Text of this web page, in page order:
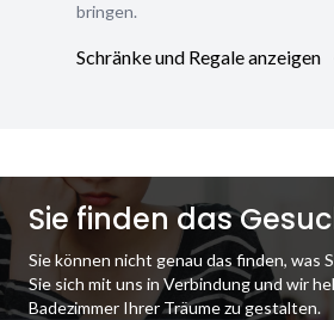
bringen.
Schränke und Regale anzeigen
Sie finden das
Sie können nicht genau das finden, was
Sie sich mit uns in Verbindung und wir
Badezimmer Ihrer Träume zu gestalten.